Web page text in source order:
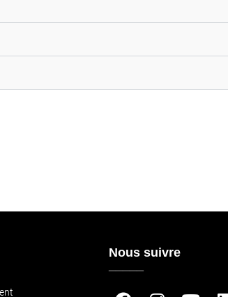
Nous suivre